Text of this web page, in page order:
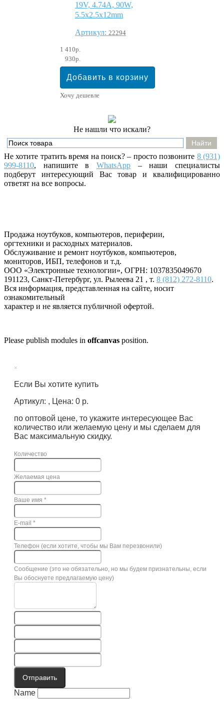
19V, 4.74A, 90W,
5.5x2.5x12mm
Артикул: 22294
1 410р.
930р.
Хочу дешевле
Не нашли что искали?
Не хотите тратить время на поиск? – просто позвоните 8 (931)
999-8110, напишитевWhatsApp – наши специалисты
подберут интересующий Вас товар и квалифицированно
ответят на все вопросы.
Продажа ноутбуков, компьютеров, периферии,
оргтехники и расходных материалов.
Обслуживание и ремонт ноутбуков, компьютеров,
мониторов, ИБП, телефонов и т.д.
ООО «Электронные технологии», ОГРН: 1037835049670
191123, Санкт-Петербург, ул. Рылеева 21 , т. 8 (812) 272-8110.
Вся информация, представленная на сайте, носит
ознакомительный
характер и не является публичной офертой.
Please publish modules in offcanvas position.
×
Если Вы хотите купить
Артикул: , Цена: 0 р.
по оптовой цене, то укажите интересующее Вас
количество или желаемую цену и мы сделаем для
Вас максимальную скидку.
Количество
Желаемая цена
Ваше имя *
E-mail *
Телефон (если хотите, чтобы мы Вам перезвонили)
Сообщение (это не обязательно, но мы будем признательны, если
Вы обоснуете предлагаемую цену)
Отправить
Name